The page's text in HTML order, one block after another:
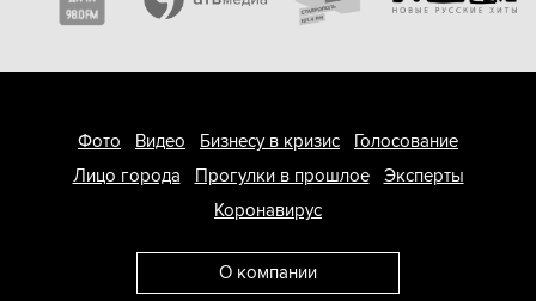
Фото Видео Бизнесу в кризис
Голосование
Лицо города
Прогулки в прошлое
Эксперты
Коронавирус
О компании